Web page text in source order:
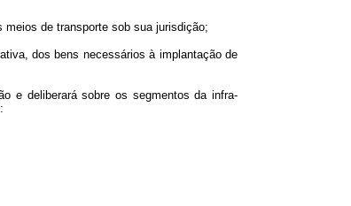
de transporte sob sua jurisdição;
dos bens necessários à implantação de
e deliberará sobre os segmentos da infra-